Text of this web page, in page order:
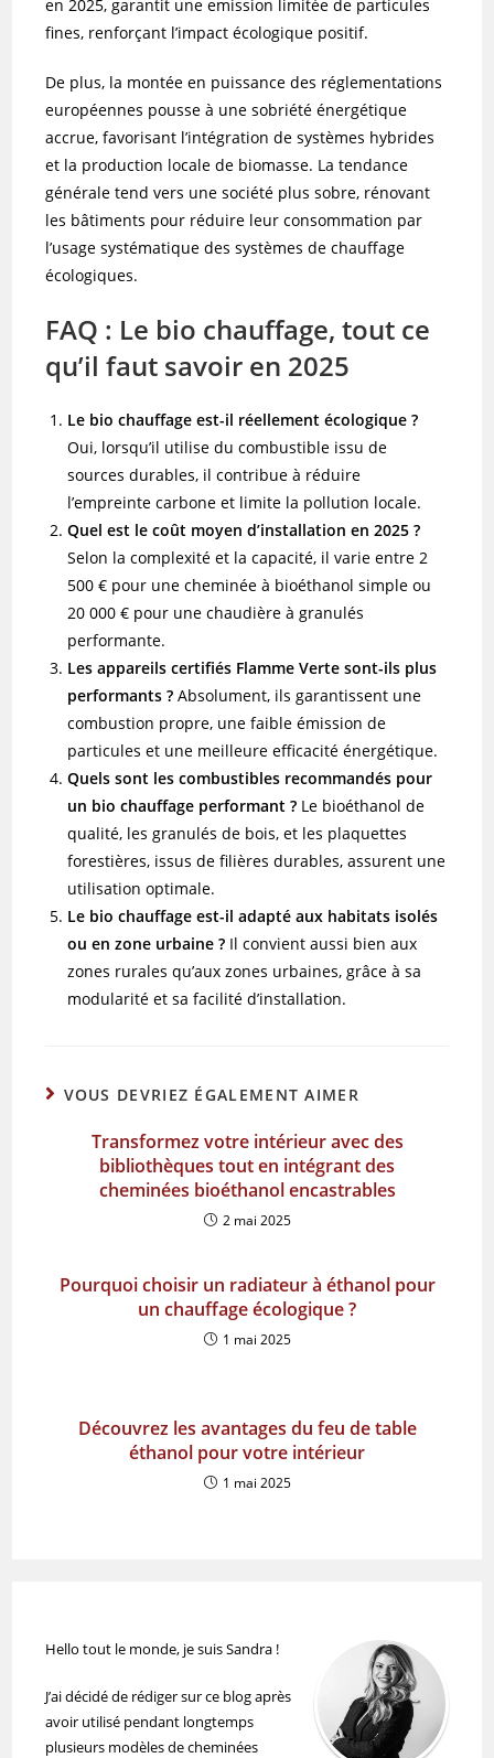
en 2025, garantit une emission limitée de particules
fines, renforçant l’impact écologique positif.
De plus, la montée en puissance des réglementations
européennes pousse à une sobriété énergétique
accrue, favorisant l’intégration de systèmes hybrides
et la production locale de biomasse. La tendance
générale tend vers une société plus sobre, rénovant
les bâtiments pour réduire leur consommation par
l’usage systématique des systèmes de chauffage
écologiques.
FAQ : Le bio chauffage, tout ce
qu’il faut savoir en 2025
Le bio chauffage est-il réellement écologique ?
Oui, lorsqu’il utilise du combustible issu de
sources durables, il contribue à réduire
l’empreinte carbone et limite la pollution locale.
Quel est le coût moyen d’installation en 2025 ?
Selon la complexité et la capacité, il varie entre 2
500 € pour une cheminée à bioéthanol simple ou
20 000 € pour une chaudière à granulés
performante.
Les appareils certifiés Flamme Verte sont-ils plus
performants ? Absolument, ils garantissent une
combustion propre, une faible émission de
particules et une meilleure efficacité énergétique.
Quels sont les combustibles recommandés pour
un bio chauffage performant ? Le bioéthanol de
qualité, les granulés de bois, et les plaquettes
forestières, issus de filières durables, assurent une
utilisation optimale.
Le bio chauffage est-il adapté aux habitats isolés
ou en zone urbaine ? Il convient aussi bien aux
zones rurales qu’aux zones urbaines, grâce à sa
modularité et sa facilité d’installation.
VOUS DEVRIEZ ÉGALEMENT AIMER
Transformez votre intérieur avec des
bibliothèques tout en intégrant des
cheminées bioéthanol encastrables
2 mai 2025
Pourquoi choisir un radiateur à éthanol pour
un chauffage écologique ?
1 mai 2025
Découvrez les avantages du feu de table
éthanol pour votre intérieur
1 mai 2025
Hello tout le monde, je suis Sandra !
J’ai décidé de rédiger sur ce blog après
avoir utilisé pendant longtemps
plusieurs modèles de cheminées